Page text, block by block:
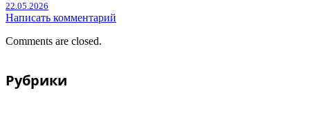
22.05.2026
Написать комментарий
Comments are closed.
Рубрики